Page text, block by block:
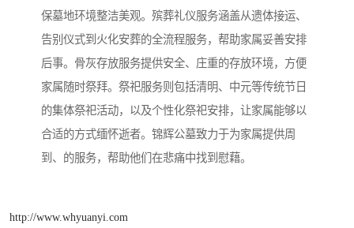
保墓地环境整洁美观。殡葬礼仪服务涵盖从遗体接运、
告别仪式到火化安葬的全流程服务，帮助家属妥善安排
后事。骨灰存放服务提供安全、庄重的存放环境，方便
家属随时祭拜。祭祀服务则包括清明、中元等传统节日
的集体祭祀活动，以及个性化祭祀安排，让家属能够以
合适的方式缅怀逝者。锦辉公墓致力于为家属提供周
到、的服务，帮助他们在悲痛中找到慰藉。
http://www.whyuanyi.com